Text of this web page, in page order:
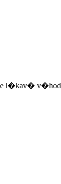
l�kav�